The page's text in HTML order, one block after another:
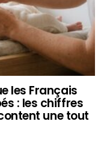
les Français
: les chiffres
une tout